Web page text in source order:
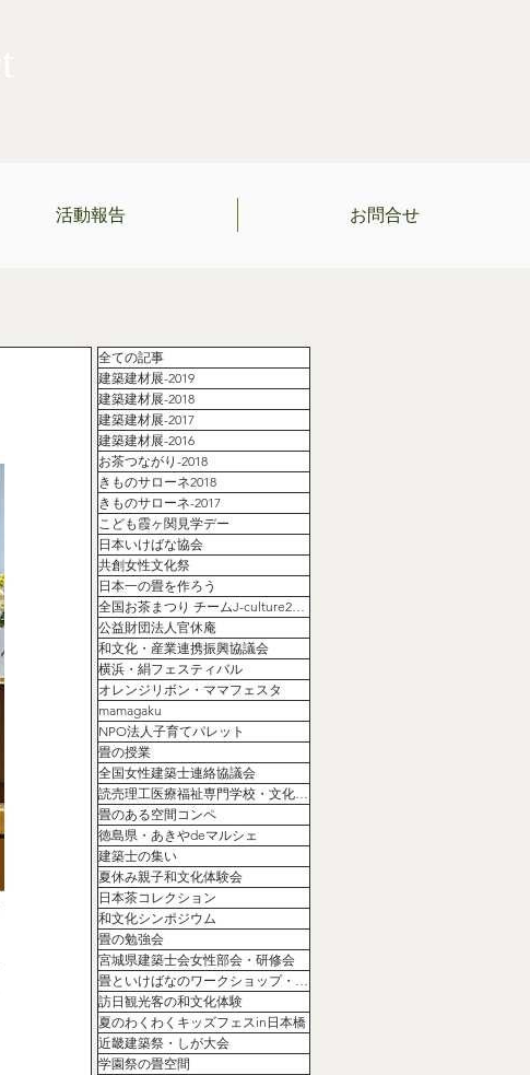
活動報告 お問合せ
全ての記事
建築建材展-2019
建築建材展-2018
建築建材展-2017
建築建材展-2016
お茶つながり-2018
きものサローネ2018
きものサローネ-2017
こども霞ヶ関見学デー
日本いけばな協会
共創女性文化祭
日本一の畳を作ろう
全国お茶まつり チームJ-culture2020コラボセッション
公益財団法人官休庵
和文化・産業連携振興協議会
横浜・絹フェスティバル
オレンジリボン・ママフェスタ
mamagaku
NPO法人子育てパレット
畳の授業
全国女性建築士連絡協議会
読売理工医療福祉専門学校・文化祭協賛
畳のある空間コンペ
徳島県・あきやdeマルシェ
建築士の集い
夏休み親子和文化体験会
日本茶コレクション
和文化シンポジウム
畳の勉強会
宮城県建築士会女性部会・研修会
畳といけばなのワークショップ・コラボ
訪日観光客の和文化体験
夏のわくわくキッズフェスin日本橋
近畿建築祭・しが大会
学園祭の畳空間